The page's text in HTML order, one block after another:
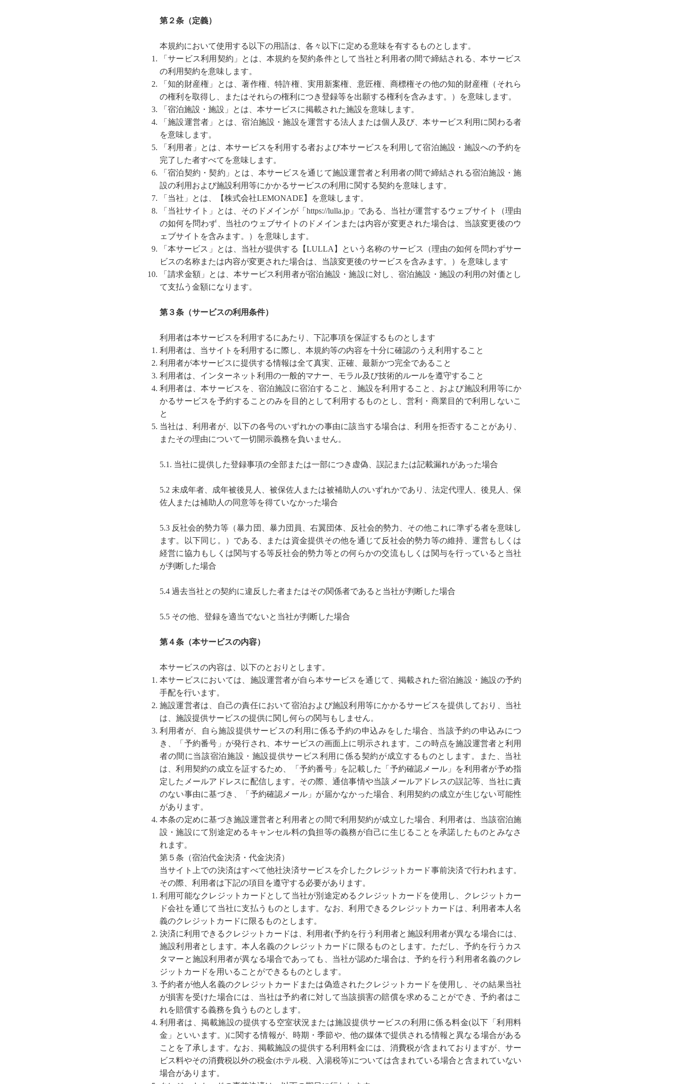
第２条（定義）
本規約において使用する以下の用語は、各々以下に定める意味を有するものとします。
「サービス利用契約」とは、本規約を契約条件として当社と利用者の間で締結される、本サービス
の利用契約を意味します。
「知的財産権」とは、著作権、特許権、実用新案権、意匠権、商標権その他の知的財産権（それら
の権利を取得し、またはそれらの権利につき登録等を出願する権利を含みます。）を意味します。
「宿泊施設・施設」とは、本サービスに掲載された施設を意味します。
「施設運営者」とは、宿泊施設・施設を運営する法人または個人及び、本サービス利用に関わる者
を意味します。
「利用者」とは、本サービスを利用する者および本サービスを利用して宿泊施設・施設への予約を
完了した者すべてを意味します。
「宿泊契約・契約」とは、本サービスを通じて施設運営者と利用者の間で締結される宿泊施設・施
設の利用および施設利用等にかかるサービスの利用に関する契約を意味します。
「当社」とは、【株式会社LEMONADE】を意味します。
「当社サイト」とは、そのドメインが「https://lulla.jp 」である、当社が運営するウェブサイト（理由
の如何を問わず、当社のウェブサイトのドメインまたは内容が変更された場合は、当該変更後のウ
ェブサイトを含みます。）を意味します。
「本サービス」とは、当社が提供する【LULLA】という名称のサービス（理由の如何を問わずサー
ビスの名称または内容が変更された場合は、当該変更後のサービスを含みます。）を意味します
「請求金額」とは、本サービス利用者が宿泊施設・施設に対し、宿泊施設・施設の利用の対価とし
て支払う金額になります。
第３条（サービスの利用条件）
利用者は本サービスを利用するにあたり、下記事項を保証するものとします
利用者は、当サイトを利用するに際し、本規約等の内容を十分に確認のうえ利用すること
利用者が本サービスに提供する情報は全て真実、正確、最新かつ完全であること
利用者は、インターネット利用の一般的マナー、モラル及び技術的ルールを遵守すること
利用者は、本サービスを、宿泊施設に宿泊すること、施設を利用すること、および施設利用等にか
かるサービスを予約することのみを目的として利用するものとし、営利・商業目的で利用しないこ
と
当社は、利用者が、以下の各号のいずれかの事由に該当する場合は、利用を拒否することがあり、
またその理由について一切開示義務を負いません。
5.1. 当社に提供した登録事項の全部または一部につき虚偽、誤記または記載漏れがあった場合
5.2 未成年者、成年被後見人、被保佐人または被補助人のいずれかであり、法定代理人、後見人、保
佐人または補助人の同意等を得ていなかった場合
5.3 反社会的勢力等（暴力団、暴力団員、右翼団体、反社会的勢力、その他これに準ずる者を意味し
ます。以下同じ。）である、または資金提供その他を通じて反社会的勢力等の維持、運営もしくは
経営に協力もしくは関与する等反社会的勢力等との何らかの交流もしくは関与を行っていると当社
が判断した場合
5.4 過去当社との契約に違反した者またはその関係者であると当社が判断した場合
5.5 その他、登録を適当でないと当社が判断した場合
第４条（本サービスの内容）
本サービスの内容は、以下のとおりとします。
本サービスにおいては、施設運営者が自ら本サービスを通じて、掲載された宿泊施設・施設の予約
手配を行います。
施設運営者は、自己の責任において宿泊および施設利用等にかかるサービスを提供しており、当社
は、施設提供サービスの提供に関し何らの関与もしません。
利用者が、自ら施設提供サービスの利用に係る予約の申込みをした場合、当該予約の申込みにつ
き、「予約番号」が発行され、本サービスの画面上に明示されます。この時点を施設運営者と利用
者の間に当該宿泊施設・施設提供サービス利用に係る契約が成立するものとします。また、当社
は、利用契約の成立を証するため、「予約番号」を記載した「予約確認メール」を利用者が予め指
定したメールアドレスに配信します。その際、通信事情や当該メールアドレスの誤記等、当社に責
のない事由に基づき、「予約確認メール」が届かなかった場合、利用契約の成立が生じない可能性
があります。
本条の定めに基づき施設運営者と利用者との間で利用契約が成立した場合、利用者は、当該宿泊施
設・施設にて別途定めるキャンセル料の負担等の義務が自己に生じることを承諾したものとみなさ
れます。
第５条（宿泊代金決済・代金決済）
当サイト上での決済はすべて他社決済サービスを介したクレジットカード事前決済で行われます。
その際、利用者は下記の項目を遵守する必要があります。
利用可能なクレジットカードとして当社が別途定めるクレジットカードを使用し、クレジットカー
ド会社を通じて当社に支払うものとします。なお、利用できるクレジットカードは、利用者本人名
義のクレジットカードに限るものとします。
決済に利用できるクレジットカードは、利用者(予約を行う利用者と施設利用者が異なる場合には、
施設利用者とします。本人名義のクレジットカードに限るものとします。ただし、予約を行うカス
タマーと施設利用者が異なる場合であっても、当社が認めた場合は、予約を行う利用者名義のクレ
ジットカードを用いることができるものとします。
予約者が他人名義のクレジットカードまたは偽造されたクレジットカードを使用し、その結果当社
が損害を受けた場合には、当社は予約者に対して当該損害の賠償を求めることができ、予約者はこ
れを賠償する義務を負うものとします。
利用者は、掲載施設の提供する空室状況または施設提供サービスの利用に係る料金(以下「利用料
金」といいます。)に関する情報が、時期・季節や、他の媒体で提供される情報と異なる場合がある
ことを了承します。なお、掲載施設の提供する利用料金には、消費税が含まれておりますが、サー
ビス料やその消費税以外の税金(ホテル税、入湯税等)については含まれている場合と含まれていない
場合があります。